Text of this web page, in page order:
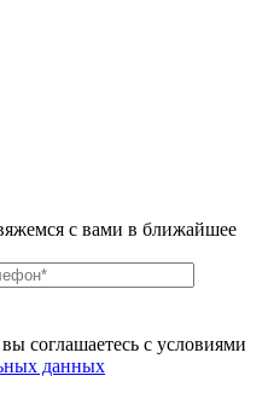
с вами в ближайшее
соглашаетесь с условиями
данных